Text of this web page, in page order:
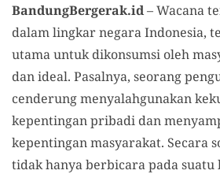
BandungBergerak.id– Wacana
dalam lingkar negara Indonesia,
utama untuk dikonsumsi oleh
dan ideal. Pasalnya, seorang
cenderung menyalahgunakan
kepentingan pribadi dan
kepentingan masyarakat. Secara
tidak hanya berbicara pada suatu